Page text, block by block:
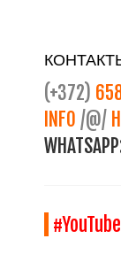
(+372)
INFO /@/
#YouTube